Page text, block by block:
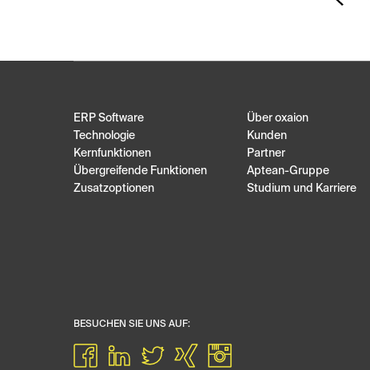
ERP Software
Technologie
Kernfunktionen
Übergreifende Funktionen
Zusatzoptionen
Über oxaion
Kunden
Partner
Aptean-Gruppe
Studium und Karriere
BESUCHEN SIE UNS AUF: